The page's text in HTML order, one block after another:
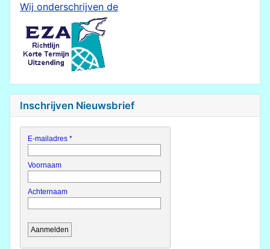
Wij onderschrijven de
Inschrijven Nieuwsbrief